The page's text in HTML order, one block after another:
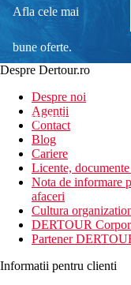
Afla cele mai
bune oferte.
newsletter!
Despre Dertour.ro
Despre noi
Agentii
Contact
Blog
Cariere
Licente,
Nota de informare
afaceri
Cultura
DERTOUR
Partener
Informatii pentru clienti